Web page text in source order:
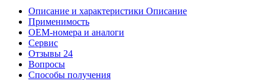
Описание и характеристики Описание
Применимость
OEM-номера и аналоги
Сервис
Отзывы 24
Вопросы
Способы получения